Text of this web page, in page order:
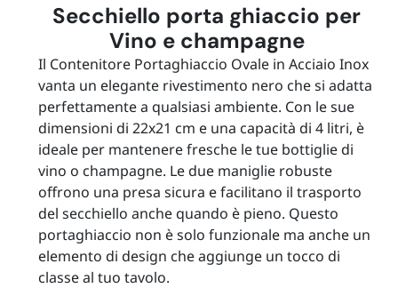
Secchiello porta ghiaccio per
Vino e champagne
Il Contenitore Portaghiaccio Ovale in Acciaio Inox
vanta un elegante rivestimento nero che si adatta
perfettamente a qualsiasi ambiente. Con le sue
dimensioni di 22x21 cm e una capacità di 4 litri, è
ideale per mantenere fresche le tue bottiglie di
vino o champagne. Le due maniglie robuste
offrono una presa sicura e facilitano il trasporto
del secchiello anche quando è pieno. Questo
portaghiaccio non è solo funzionale ma anche un
elemento di design che aggiunge un tocco di
classe al tuo tavolo.